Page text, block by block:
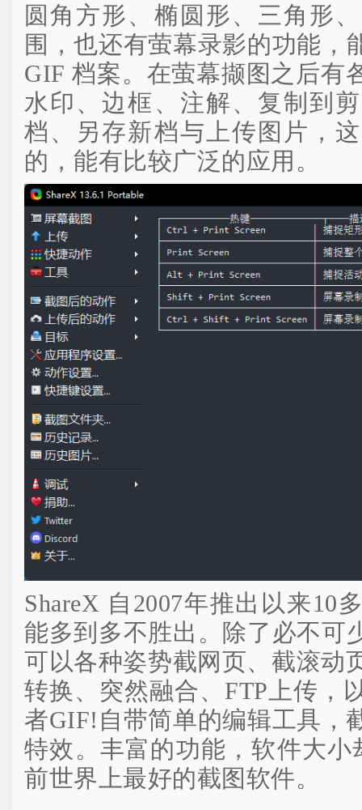
圆角方形、椭圆形、三角形
围，也还有萤幕录影的功能，
GIF 档案。在萤幕撷图之后有
水印、边框、注解、复制到
档、另存新档与上传图片，
的，能有比较广泛的应用。
ShareX 自2007年推出以来10
能多到多不胜出。除了必不可
可以各种姿势截网页、截滚动
转换、突然融合、FTP上传，
者GIF!自带简单的编辑工具，
特效。丰富的功能，软件大
前世界上最好的截图软件。